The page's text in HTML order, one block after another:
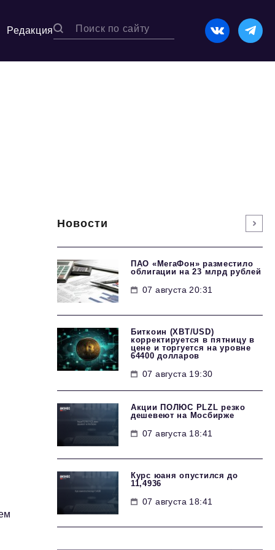
Редакция
Новости
ПАО «МегаФон» разместило
облигации на 23 млрд рублей
07 августа 20:31
Биткоин (XBT/USD)
корректируется в пятницу в
цене и торгуется на уровне
64400 долларов
07 августа 19:30
Акции ПОЛЮС PLZL резко
дешевеют на Мосбирже
07 августа 18:41
Курс юаня опустился до
11,4936
07 августа 18:41